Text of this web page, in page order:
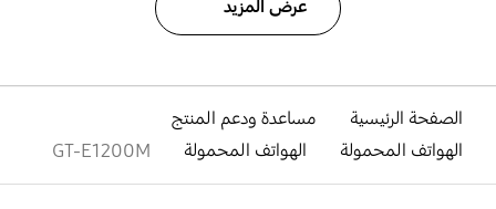
عرض المزيد
الصفحة الرئيسية
مساعدة ودعم المنتج
الهواتف المحمولة
الهواتف المحمولة GT-E1200M